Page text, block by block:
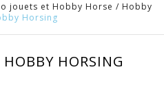
jouets et Hobby Horse / Hobby
Horsing
HOBBY HORSING